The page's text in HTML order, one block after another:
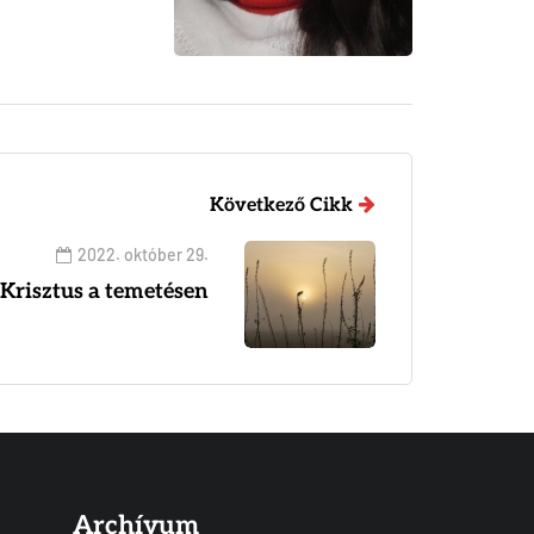
Következő Cikk
2022. október 29.
Krisztus a temetésen
Archívum